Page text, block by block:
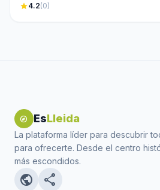
star4.2(0)
explore EsLleida
La plataforma líder para descubrir
para ofrecerte. Desde el centro
más escondidos.
public share